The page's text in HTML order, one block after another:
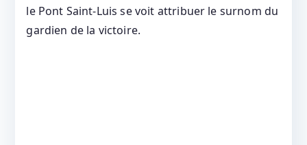
le Pont Saint‑Luis se voit attribuer le surnom du
gardien de la victoire.